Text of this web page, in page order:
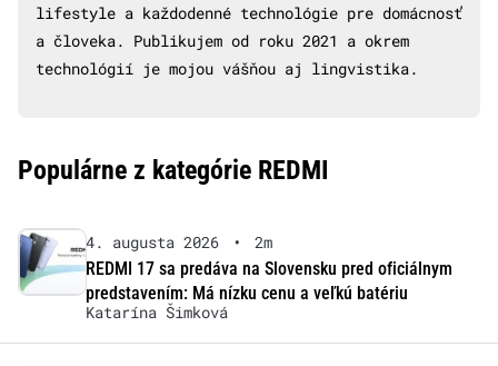
lifestyle a každodenné technológie pre domácnosť
a človeka. Publikujem od roku 2021 a okrem
technológií je mojou vášňou aj lingvistika.
Populárne z kategórie REDMI
4. augusta 2026 •
2m
REDMI 17 sa predáva na Slovensku pred oficiálnym
predstavením: Má nízku cenu a veľkú batériu
Katarína Šimková